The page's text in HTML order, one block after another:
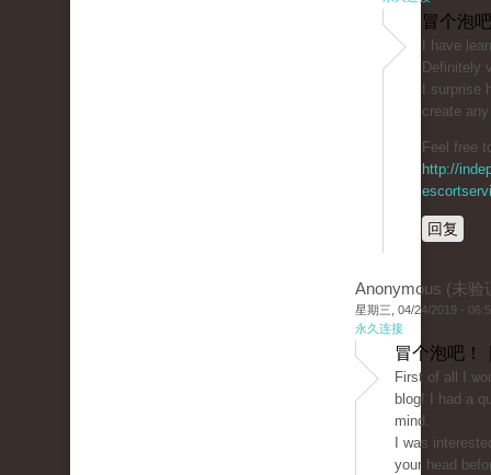
冒个泡
І have
Definitely
I
create
Feel free
http://
回复
Anonymous (未验
星期三, 04/24/2019 -
永久连接
冒个泡吧！
First of all I
blog! I had a
mind.
I was
your head